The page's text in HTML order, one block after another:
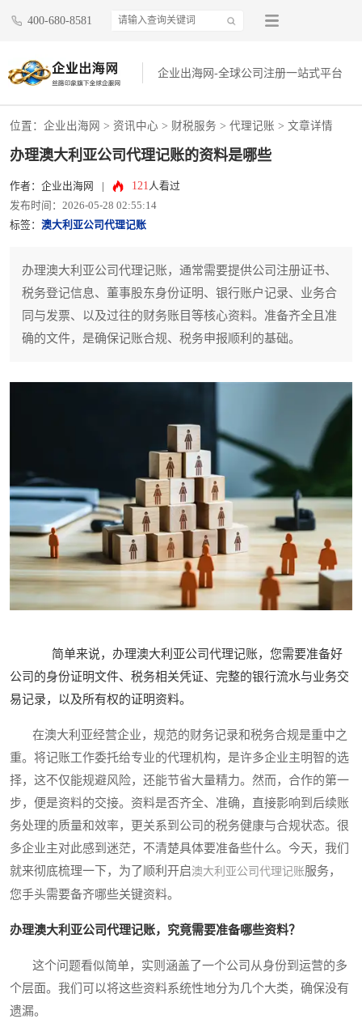
400-680-8581
企业出海网-全球公司注册一站式平台
位置： 企业出海网 > 资讯中心 > 财税服务 > 代理记账 > 文章详情
办理澳大利亚公司代理记账的资料是哪些
作者：企业出海网 121人看过
发布时间：2026-05-28 02:55:14
标签： 澳大利亚公司代理记账
办理澳大利亚公司代理记账，通常需要提供公司注册证书、
税务登记信息、董事股东身份证明、银行账户记录、业务合
同与发票、以及过往的财务账目等核心资料。准备齐全且准
确的文件，是确保记账合规、税务申报顺利的基础。
简单来说，办理澳大利亚公司代理记账，您需要准备好
公司的身份证明文件、税务相关凭证、完整的银行流水与业务交
易记录，以及所有权的证明资料。
在澳大利亚经营企业，规范的财务记录和税务合规是重中之
重。将记账工作委托给专业的代理机构，是许多企业主明智的选
择，这不仅能规避风险，还能节省大量精力。然而，合作的第一
步，便是资料的交接。资料是否齐全、准确，直接影响到后续账
务处理的质量和效率，更关系到公司的税务健康与合规状态。很
多企业主对此感到迷茫，不清楚具体要准备些什么。今天，我们
就来彻底梳理一下，为了顺利开启澳大利亚公司代理记账服务，
您手头需要备齐哪些关键资料。
办理澳大利亚公司代理记账，究竟需要准备哪些资料？
这个问题看似简单，实则涵盖了一个公司从身份到运营的多
个层面。我们可以将这些资料系统性地分为几个大类，确保没有
遗漏。